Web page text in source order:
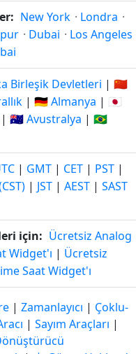
New York · Londra ·
· Dubai · Los Angeles
Birleşik Devletleri | 🇨🇳
| 🇩🇪 Almanya | 🇯🇵
| 🇦🇺 Avustralya | 🇧🇷
| GMT | CET | PST |
| JST | AEST | SAST
için: Ücretsiz Analog
Widget'ı | Ücretsiz
Saat Widget'ı
| Zamanlayıcı | Çoklu-
| Sayım Araçları |